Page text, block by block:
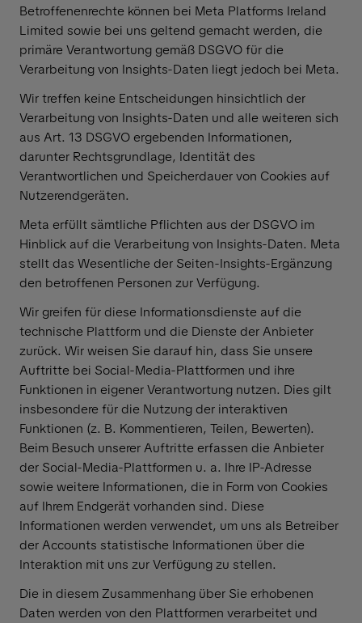
Betroffenenrechte können bei Meta Platforms Ireland
Limited sowie bei uns geltend gemacht werden, die
primäre Verantwortung gemäß DSGVO für die
Verarbeitung von Insights-Daten liegt jedoch bei Meta.
Wir treffen keine Entscheidungen hinsichtlich der
Verarbeitung von Insights-Daten und alle weiteren sich
aus Art. 13 DSGVO ergebenden Informationen,
darunter Rechtsgrundlage, Identität des
Verantwortlichen und Speicherdauer von Cookies auf
Nutzerendgeräten.
Meta erfüllt sämtliche Pflichten aus der DSGVO im
Hinblick auf die Verarbeitung von Insights-Daten. Meta
stellt das Wesentliche der Seiten-Insights-Ergänzung
den betroffenen Personen zur Verfügung.
Wir greifen für diese Informationsdienste auf die
technische Plattform und die Dienste der Anbieter
zurück. Wir weisen Sie darauf hin, dass Sie unsere
Auftritte bei Social-Media-Plattformen und ihre
Funktionen in eigener Verantwortung nutzen. Dies gilt
insbesondere für die Nutzung der interaktiven
Funktionen (z. B. Kommentieren, Teilen, Bewerten).
Beim Besuch unserer Auftritte erfassen die Anbieter
der Social-Media-Plattformen u. a. Ihre IP-Adresse
sowie weitere Informationen, die in Form von Cookies
auf Ihrem Endgerät vorhanden sind. Diese
Informationen werden verwendet, um uns als Betreiber
der Accounts statistische Informationen über die
Interaktion mit uns zur Verfügung zu stellen.
Die in diesem Zusammenhang über Sie erhobenen
Daten werden von den Plattformen verarbeitet und